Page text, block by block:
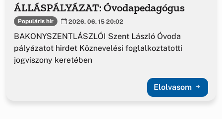
ÁLLÁSPÁLYÁZAT: Óvodapedagógus
Populáris hír 2026. 06. 15 20:02
BAKONYSZENTLÁSZLÓI Szent László Óvoda
pályázatot hirdet Köznevelési foglalkoztatotti
jogviszony keretében
Elolvasom